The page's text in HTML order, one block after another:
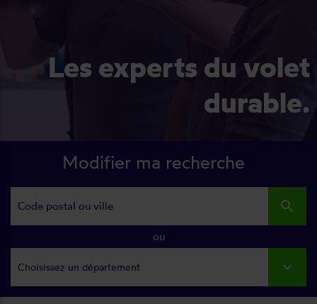
Les experts du volet
durable.
Modifier ma recherche
search
ou
Choisissez un département